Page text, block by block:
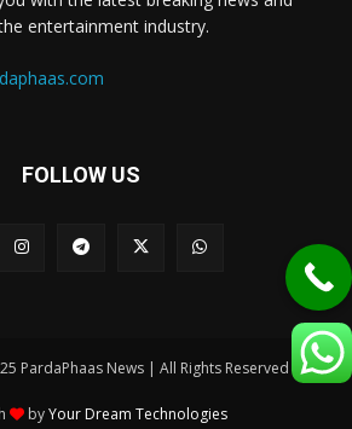
entertainment industry.
FOLLOW US
PardaPhaas News | All Rights Reserved
byYour Dream Technologies